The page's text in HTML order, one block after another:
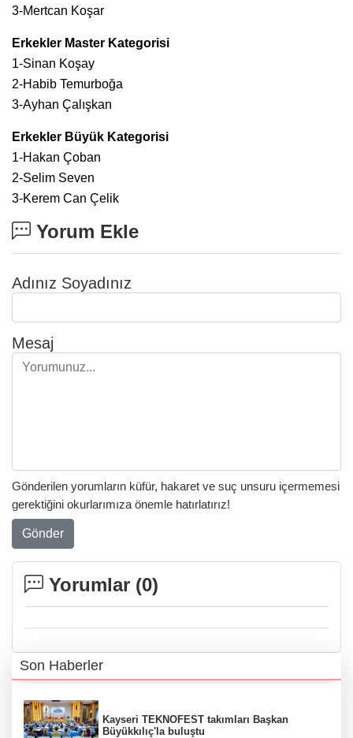
3-Mertcan Koşar
Erkekler Master Kategorisi
1-Sinan Koşay
2-Habib Temurboğa
3-Ayhan Çalışkan
Erkekler Büyük Kategorisi
1-Hakan Çoban
2-Selim Seven
3-Kerem Can Çelik
Yorum Ekle
Adınız Soyadınız
Mesaj
Gönderilen yorumların küfür, hakaret ve suç unsuru içermemesi
gerektiğini okurlarımıza önemle hatırlatırız!
Gönder
Yorumlar (0)
Son Haberler
Kayseri TEKNOFEST takımları Başkan
Büyükkılıç'la buluştu